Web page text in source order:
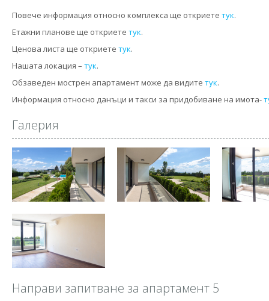
Повече информация относно комплекса ще откриете тук.
Етажни планове ще откриете тук.
Ценова листа ще откриете тук.
Нашата локация – тук.
Обзаведен мострен апартамент може да видите тук.
Информация относно данъци и такси за придобиване на имота-
Галерия
Направи запитване за апартамент 5